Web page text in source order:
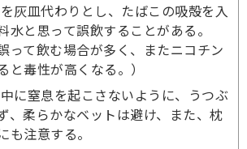
灰皿代わりとし、たばこの吸殻を入
水と思って誤飲することがある。
って飲む場合が多く、またニコチン
と毒性が高くなる。）
に窒息を起こさないように、うつぶ
、柔らかなベットは避け、また、枕
も注意する。